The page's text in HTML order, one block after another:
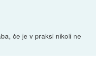
če je v praksi nikoli ne